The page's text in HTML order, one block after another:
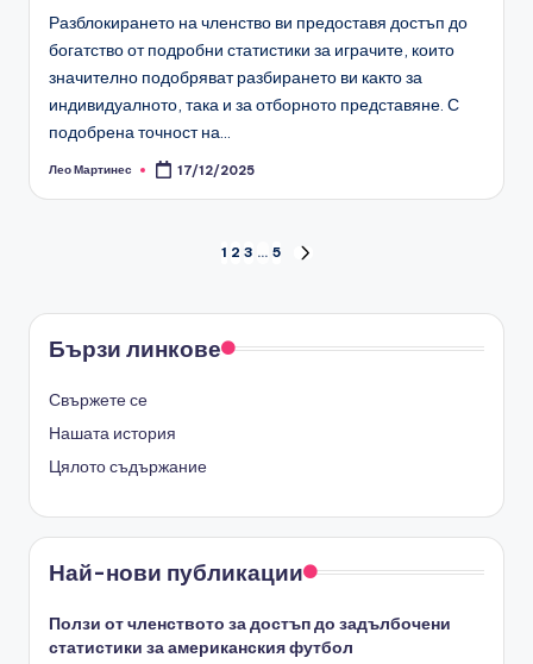
Разблокирането на членство ви предоставя достъп до
богатство от подробни статистики за играчите, които
значително подобряват разбирането ви както за
индивидуалното, така и за отборното представяне. С
подобрена точност на…
Posted
Лео Мартинес 17/12/2025
pagination
1 2 3 … 5
Бързи линкове
Свържете се
Нашата история
Цялото съдържание
Най-нови публикации
Ползи от членството за достъп до задълбочени
статистики за американския футбол